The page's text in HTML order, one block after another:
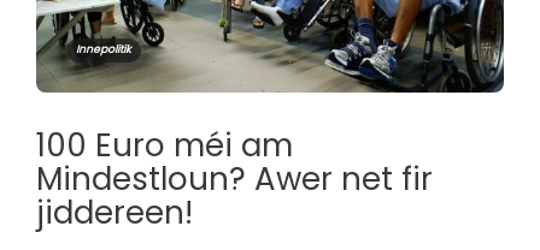
Innepolitik
100 Euro méi am
Mindestloun? Awer net fir
jiddereen!